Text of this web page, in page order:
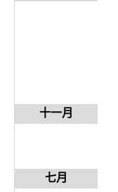
十一月
七月